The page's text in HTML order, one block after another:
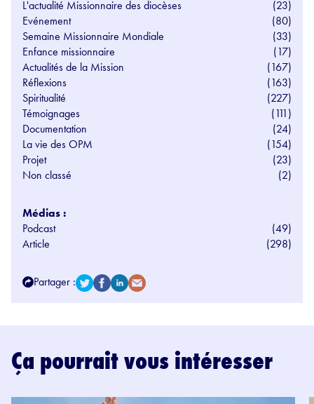
L'actualité Missionnaire des diocèses
(23)
Evénement
(80)
Semaine Missionnaire Mondiale
(33)
Enfance missionnaire
(17)
Actualités de la Mission
(167)
Réflexions
(163)
Spiritualité
(227)
Témoignages
(111)
Documentation
(24)
La vie des OPM
(154)
Projet
(23)
Non classé
(2)
Médias :
Podcast
(49)
Article
(298)
Partager :
Ça pourrait vous intéresser